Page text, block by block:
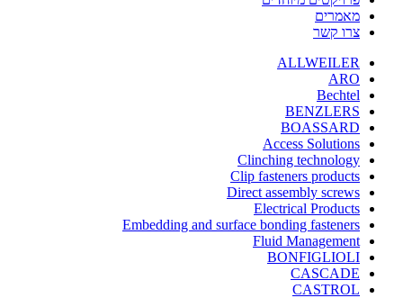
מאמרים
צרו קשר
ALLWEILER
ARO
Bechtel
BENZLERS
BOASSARD
Access Solutions
Clinching technology
Clip fasteners products
Direct assembly screws
Electrical Products
Embedding and surface bonding fasteners
Fluid Management
BONFIGLIOLI
CASCADE
CASTROL